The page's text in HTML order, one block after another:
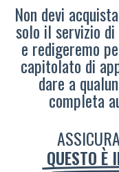
Non devi
solo il servizio
e redigeremo
capitolato di
dare a
completa
QUESTO È